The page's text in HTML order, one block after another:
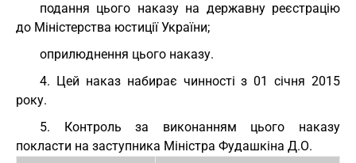
подання цього наказу на державну реєстрацію
до Міністерства юстиції України;
оприлюднення цього наказу.
4. Цей наказ набирає чинності з 01 січня 2015
року.
5. Контроль за виконанням цього наказу
покласти на заступника Міністра Фудашкіна Д.О.